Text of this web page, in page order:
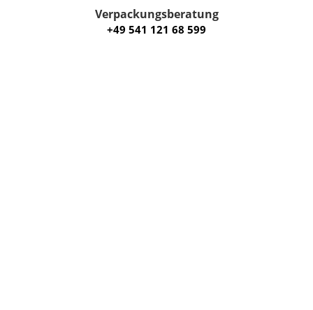
Verpackungsberatung
+49 541 121 68 599